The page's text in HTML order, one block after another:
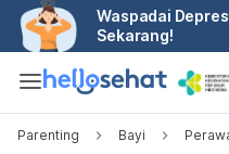
Waspadai
Sekarang!
Parenting Bayi